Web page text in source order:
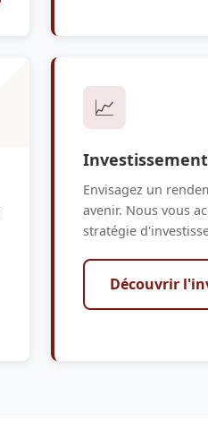
📈
Envisagez un
avenir. Nous vous
stratégie
Découvrir